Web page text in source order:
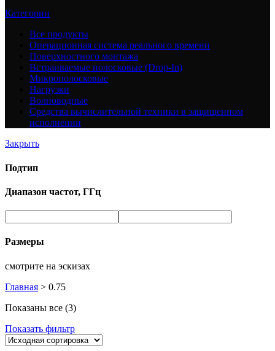
Категории
Все продукты
Операционная система реального времени
Поверхностного монтажа
Встраиваемые полосковые (Drop-In)
Микрополосковые
Нагрузки
Волноводные
Средства вычислительной техники в защищенном
исполнении
Закрыть
Подтип
Диапазон частот, ГГц
Размеры
смотрите на эскизах
Главная > 0.75
Показаны все (3)
Показать фильтр